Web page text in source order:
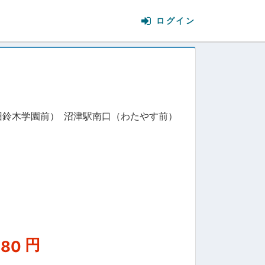
木学園前） 沼津駅南口（わたやす前）
円